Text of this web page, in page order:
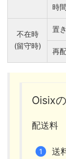
時
不在時
(留守時)
置
再
Oisix
配送
送